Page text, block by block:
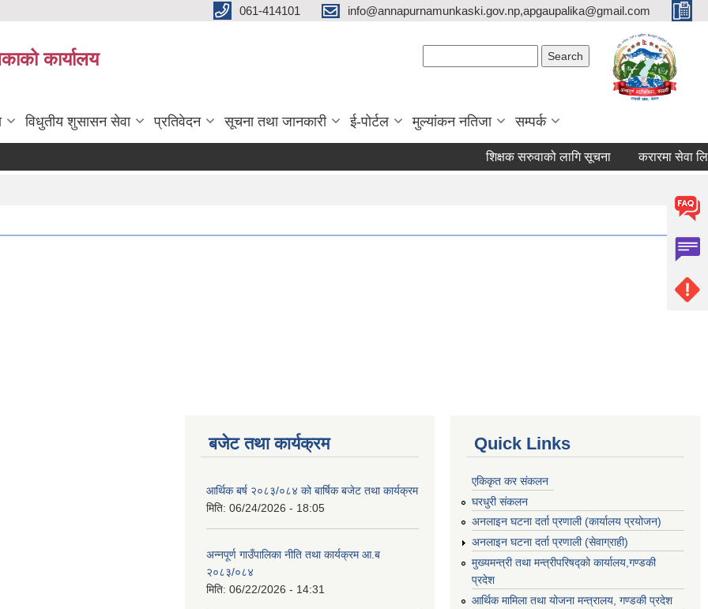
061-414101 info@annapurnamunkaski.gov.np,apgaupalika@gmail.com
कार्यालय
विधुतीय शुसासन सेवा प्रतिवेदन सूचना तथा जानकारी ई-पोर्टल मुल्यांकन नतिजा सम्पर्क
शिक्षक सरुवाको लागि सूचना करारमा सेवा लिने
बजेट तथा कार्यक्रम
आर्थिक बर्ष २०८३/०८४ को बार्षिक बजेट तथा कार्यक्रम
मिति: 06/24/2026 - 18:05
अन्नपूर्ण गाउँपालिका नीति तथा कार्यक्रम आ.ब
२०८३/०८४
मिति: 06/22/2026 - 14:31
Quick Links
एकिकृत कर संकलन
घरधुरी संकलन
अनलाइन घटना दर्ता प्रणाली (कार्यालय प्रयोजन)
अनलाइन घटना दर्ता प्रणाली (सेवाग्राही)
मुख्यमन्त्री तथा मन्त्रीपरिषद्को कार्यालय,गण्डकी
प्रदेश
आर्थिक मामिला तथा योजना मन्त्रालय, गण्डकी प्रदेश